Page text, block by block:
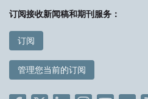
订阅接收新闻稿和期刊服务：
订阅
管理您当前的订阅